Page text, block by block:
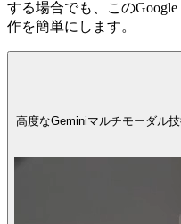
作を簡単にします。